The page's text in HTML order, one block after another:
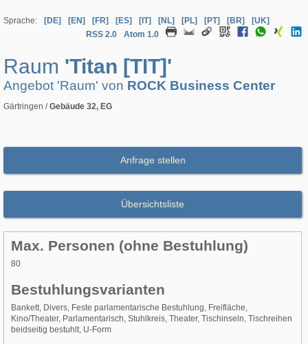
Sprache: [DE] [EN] [FR] [ES] [IT] [NL] [PL] [PT] [BR]
[UK]
RSS 2.0
Atom 1.0
Raum 'Titan [TIT]'
Angebot 'Raum' von ROCK Business Center
Gärtringen /Gebäude 32, EG
Anfrage stellen
Übersichtsliste
Max. Personen (ohne Bestuhlung)
80
Bestuhlungsvarianten
Bankett, Divers, Feste parlamentarische Bestuhlung, Freifläche,
Kino/Theater, Parlamentarisch, Stuhlkreis, Theater, Tischinseln, Tischreihen
beidseitig bestuhlt, U-Form